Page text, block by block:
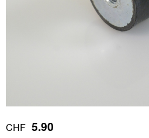
CHF 5.90